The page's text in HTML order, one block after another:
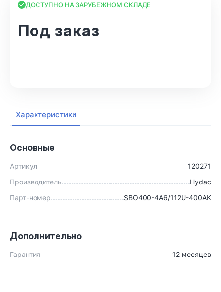
ДОСТУПНО НА ЗАРУБЕЖНОМ СКЛАДЕ
Под заказ
Характеристики
Основные
Артикул
120271
Производитель
Hydac
Парт-номер
SBO400-4A6/112U-400AK
Дополнительно
Гарантия 12 месяцев